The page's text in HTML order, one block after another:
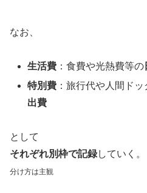
なお、
生活費 ：食費や光熱費等の
特別費 ：旅行代や人間ド
出費
として
それぞれ別枠で記録していく。
分け方は主観